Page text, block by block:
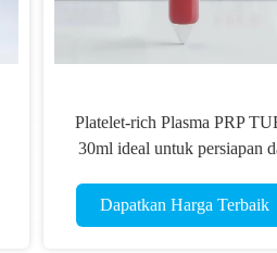
Platelet-rich Plasma PRP
30ml ideal untuk persiapan
tepat dalam pengaturan
Dapatkan Harga Terbaik